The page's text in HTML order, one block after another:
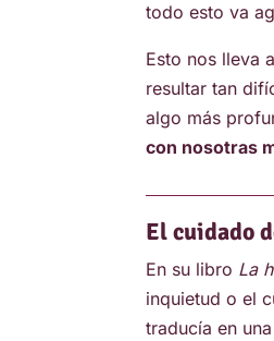
todo esto va
Esto nos lleva
resultar tan
algo más
con nosotras
El cuidado
En su libro La
inquietud o el
traducía en